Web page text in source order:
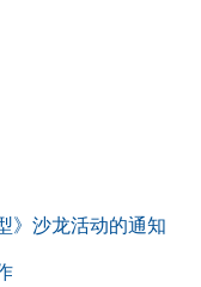
》沙龙活动的通知